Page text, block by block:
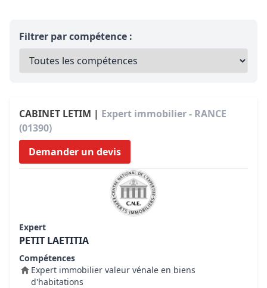
Filtrer par compétence :
CABINET LETIM | Expert immobilier - RANCE
(01390)
Demander un devis
Expert
PETIT LAETITIA
Compétences
Expert immobilier valeur vénale en biens
d'habitations